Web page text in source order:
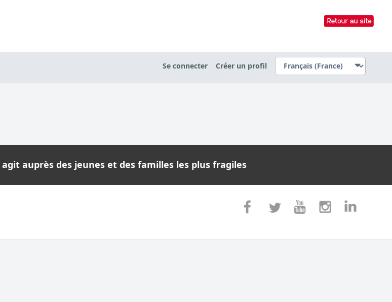
Se connecter Créer un profil
auprès des jeunes et des familles les plus fragiles